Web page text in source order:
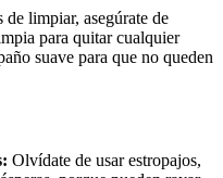
de limpiar, asegúrate de
para quitar cualquier
suave para que no queden
Olvídate de usar estropajos,